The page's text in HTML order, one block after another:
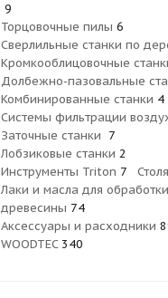
9
Торцовочные пилы 6
Сверлильные станки по
Кромкооблицовочные
Долбежно-пазовальные
Комбинированные станки 4
Системы фильтрации
Заточные станки 7
Лобзиковые станки 2
Инструменты Triton 7
Лаки и масла для обработки
древесины 74
Аксессуары и расходники
WOODTEC 340